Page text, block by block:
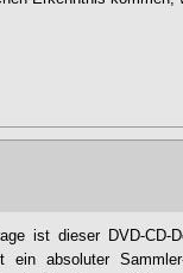
ist dieser DVD-CD-
ein absoluter